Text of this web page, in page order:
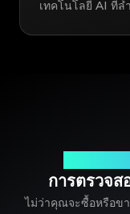
เทคโนโลยี AI ที่ล้
การตรวจ
ไม่ว่าคุณจะซื้อหรือข